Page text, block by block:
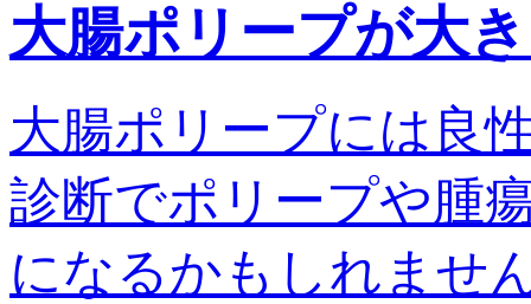
大腸ポリープが大
大腸ポリープには良
診断でポリープや腫
になるかもしれませ